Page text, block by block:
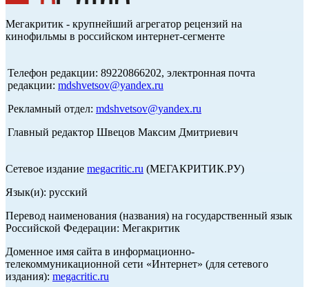
Мегакритик - крупнейший агрегатор рецензий на
кинофильмы в российском интернет-сегменте
Телефон редакции: 89220866202, электронная почта
редакции: mdshvetsov@yandex.ru
Рекламный отдел: mdshvetsov@yandex.ru
Главный редактор Швецов Максим Дмитриевич
Сетевое издание megacritic.ru (МЕГАКРИТИК.РУ)
Язык(и): русский
Перевод наименования (названия) на государственный язык
Российской Федерации: Мегакритик
Доменное имя сайта в информационно-
телекоммуникационной сети «Интернет» (для сетевого
издания): megacritic.ru